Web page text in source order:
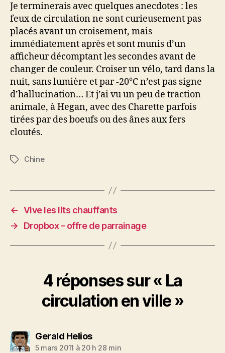
Je terminerais avec quelques anecdotes : les
feux de circulation ne sont curieusement pas
placés avant un croisement, mais
immédiatement après et sont munis d’un
afficheur décomptant les secondes avant de
changer de couleur. Croiser un vélo, tard dans la
nuit, sans lumière et par -20°C n’est pas signe
d’hallucination… Et j’ai vu un peu de traction
animale, à Hegan, avec des Charette parfois
tirées par des boeufs ou des ânes aux fers
cloutés.
Étiquettes
Chine
← Vive les lits chauffants
→
Dropbox – offre de parrainage
4 réponses sur « La
circulation en ville »
Gerald Heliosdit :
5 mars 2011 à 20 h 28 min